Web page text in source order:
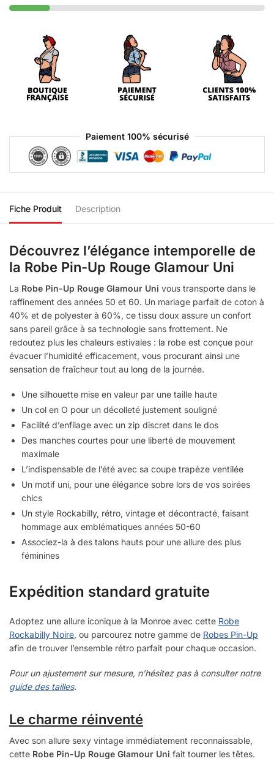
Paiement 100% sécurisé
Fiche Produit Description
Découvrez l’élégance intemporelle de
la Robe Pin-Up Rouge Glamour Uni
La Robe Pin-Up Rouge Glamour Uni vous transporte dans le
raffinement des années 50 et 60. Un mariage parfait de coton à
40% et de polyester à 60%, ce tissu doux assure un confort
sans pareil grâce à sa technologie sans frottement. Ne
redoutez plus les chaleurs estivales : la robe est conçue pour
évacuer l’humidité efficacement, vous procurant ainsi une
sensation de fraîcheur tout au long de la journée.
Une silhouette mise en valeur par une taille haute
Un col en O pour un décolleté justement souligné
Facilité d’enfilage avec un zip discret dans le dos
Des manches courtes pour une liberté de mouvement
maximale
L’indispensable de l’été avec sa coupe trapèze ventilée
Un motif uni, pour une élégance sobre lors de vos soirées
chics
Un style Rockabilly, rétro, vintage et décontracté, faisant
hommage aux emblématiques années 50-60
Associez-la à des talons hauts pour une allure des plus
féminines
Expédition standard gratuite
Adoptez une allure iconique à la Monroe avec cette Robe
Rockabilly Noire, ou parcourez notre gamme de Robes Pin-Up
afin de trouver l’ensemble rétro parfait pour chaque occasion.
Pour un ajustement sur mesure, n’hésitez pas à consulter notre
guide des tailles.
Le charme réinventé
Avec son allure sexy vintage immédiatement reconnaissable,
cette Robe Pin-Up Rouge Glamour Uni fait tourner les têtes.